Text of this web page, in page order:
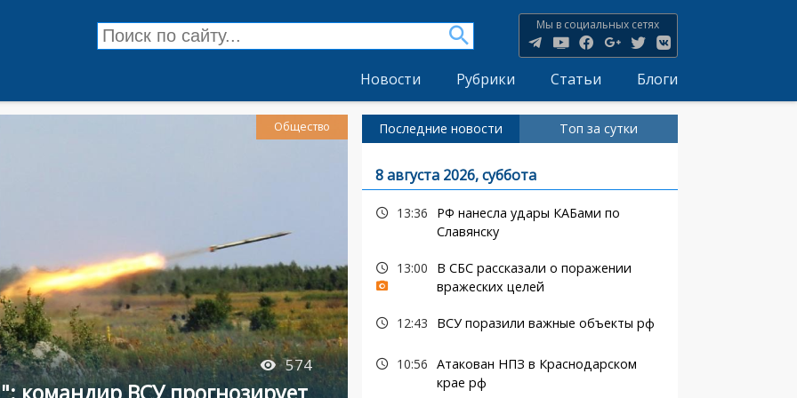
Мы в социальных сетях
Новости Рубрики Статьи Блоги
574
Общество Последние новости Топ за сутки
8 августа 2026, суббота
13:36
РФ нанесла удары КАБами по
Славянску
13:00
В СБС рассказали о поражении
вражеских целей
12:43 ВСУ поразили важные объекты рф
10:56 Атакован НПЗ в Краснодарском
крае рф